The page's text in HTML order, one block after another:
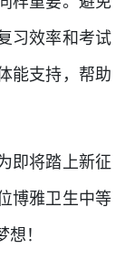
习效率和考试
能支持，帮助
即将踏上新征
博雅卫生中等
！